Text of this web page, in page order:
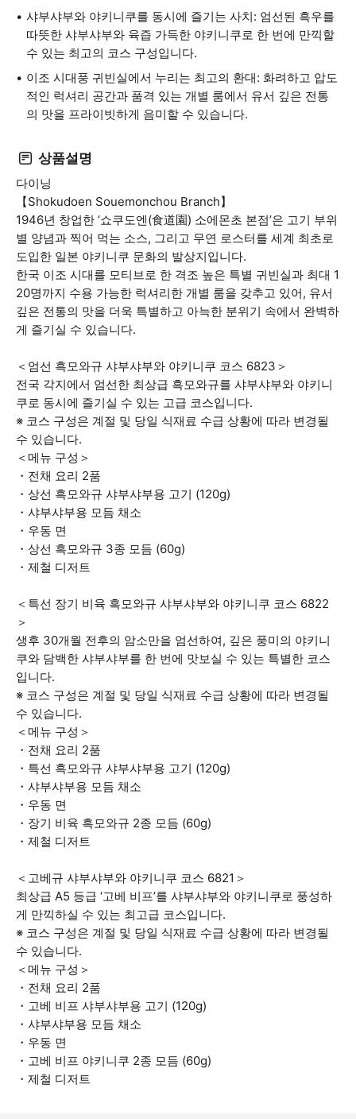
샤부샤부와 야키니쿠를 동시에 즐기는 사치: 엄선된 흑우를
따뜻한 샤부샤부와 육즙 가득한 야키니쿠로 한 번에 만끽할
수 있는 최고의 코스 구성입니다.
이조 시대풍 귀빈실에서 누리는 최고의 환대: 화려하고 압도
적인 럭셔리 공간과 품격 있는 개별 룸에서 유서 깊은 전통
의 맛을 프라이빗하게 음미할 수 있습니다.
상품설명
다이닝
【Shokudoen Souemonchou Branch】
1946년 창업한 ‘쇼쿠도엔(食道園) 소에몬초 본점’은 고기 부위
별 양념과 찍어 먹는 소스, 그리고 무연 로스터를 세계 최초로
도입한 일본 야키니쿠 문화의 발상지입니다.
한국 이조 시대를 모티브로 한 격조 높은 특별 귀빈실과 최대 1
20명까지 수용 가능한 럭셔리한 개별 룸을 갖추고 있어, 유서
깊은 전통의 맛을 더욱 특별하고 아늑한 분위기 속에서 완벽하
게 즐기실 수 있습니다.
＜엄선 흑모와규 샤부샤부와 야키니쿠 코스 6823＞
전국 각지에서 엄선한 최상급 흑모와규를 샤부샤부와 야키니
쿠로 동시에 즐기실 수 있는 고급 코스입니다.
※ 코스 구성은 계절 및 당일 식재료 수급 상황에 따라 변경될
수 있습니다.
＜메뉴 구성＞
・전채 요리 2품
・상선 흑모와규 샤부샤부용 고기 (120g)
・샤부샤부용 모듬 채소
・우동 면
・상선 흑모와규 3종 모듬 (60g)
・제철 디저트
＜특선 장기 비육 흑모와규 샤부샤부와 야키니쿠 코스 6822
＞
생후 30개월 전후의 암소만을 엄선하여, 깊은 풍미의 야키니
쿠와 담백한 샤부샤부를 한 번에 맛보실 수 있는 특별한 코스
입니다.
※ 코스 구성은 계절 및 당일 식재료 수급 상황에 따라 변경될
수 있습니다.
＜메뉴 구성＞
・전채 요리 2품
・특선 흑모와규 샤부샤부용 고기 (120g)
・샤부샤부용 모듬 채소
・우동 면
・장기 비육 흑모와규 2종 모듬 (60g)
・제철 디저트
＜고베규 샤부샤부와 야키니쿠 코스 6821＞
최상급 A5 등급 ‘고베 비프’를 샤부샤부와 야키니쿠로 풍성하
게 만끽하실 수 있는 최고급 코스입니다.
※ 코스 구성은 계절 및 당일 식재료 수급 상황에 따라 변경될
수 있습니다.
＜메뉴 구성＞
・전채 요리 2품
・고베 비프 샤부샤부용 고기 (120g)
・샤부샤부용 모듬 채소
・우동 면
・고베 비프 야키니쿠 2종 모듬 (60g)
・제철 디저트